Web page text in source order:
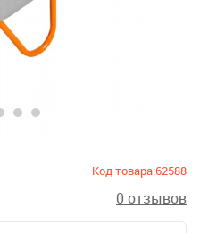
Код товара:62588
0 отзывов